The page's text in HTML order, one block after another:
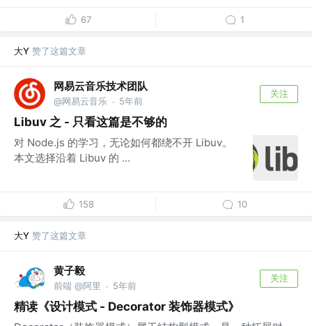
67 1
大Y 赞了这篇文章
网易云音乐技术团队
@网易云音乐 · 5年前
关注
Libuv 之 - 只看这篇是不够的
对 Node.js 的学习，无论如何都绕不开 Libuv。
本文选择沿着 Libuv 的 ...
158 10
大Y 赞了这篇文章
黄子毅
前端 @阿里 · 5年前
关注
精读《设计模式 - Decorator 装饰器模式》